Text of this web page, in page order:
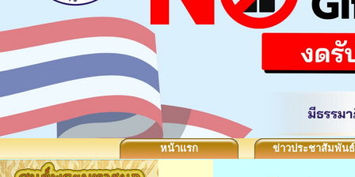
หน้าแรก ข่าวประชาสัมพันธ์